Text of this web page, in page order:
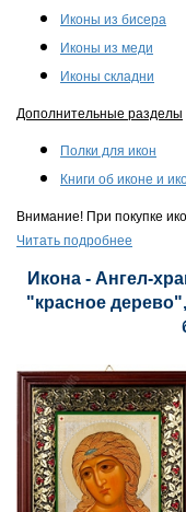
Иконы из бисера
Иконы из меди
Иконы складни
Дополнительные разделы
Полки для икон
Книги об иконе и
Внимание! При покупке
Читать подробнее
Икона - Ангел-
"красное